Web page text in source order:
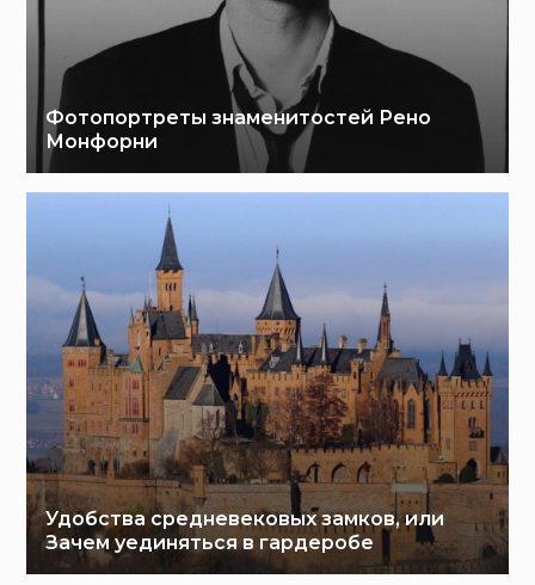
Фотопортреты знаменитостей Рено
Монфорни
Удобства средневековых замков, или
Зачем уединяться в гардеробе